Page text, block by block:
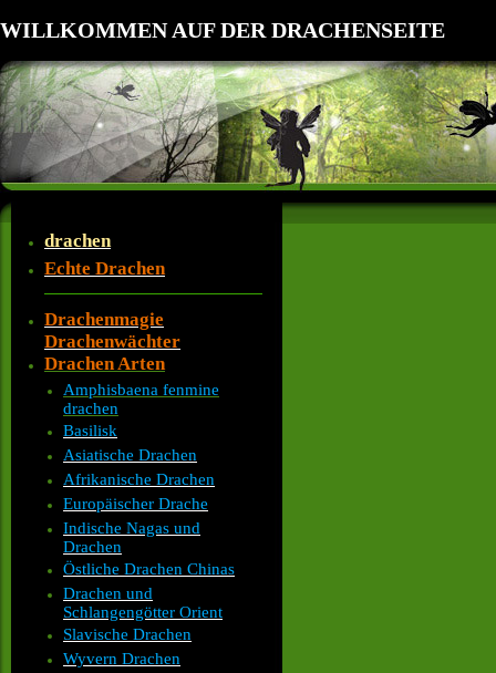
WILLKOMMEN AUF DER DRACHENSEITE
drachen
Echte Drachen
Drachenmagie
Drachenwächter
Drachen Arten
Amphisbaena fenmine
drachen
Basilisk
Asiatische Drachen
Afrikanische Drachen
Europäischer Drache
Indische Nagas und
Drachen
Östliche Drachen Chinas
Drachen und
Schlangengötter Orient
Slavische Drachen
Wyvern Drachen